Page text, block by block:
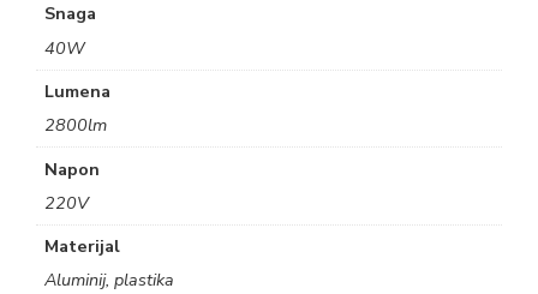
Snaga
40W
Lumena
2800lm
Napon
220V
Materijal
Aluminij, plastika